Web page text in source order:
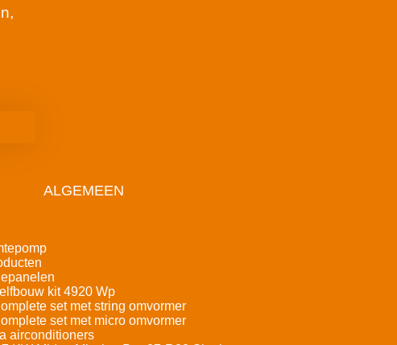
ALGEMEEN
kit 4920 Wp
set met string omvormer
set met micro omvormer
airconditioners